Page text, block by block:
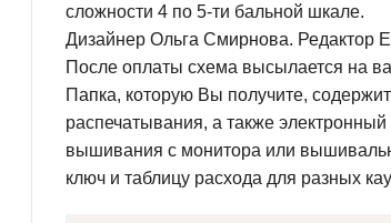
сложности 4 по 5-ти бальной шкале.
Дизайнер Ольга Смирнова. Редактор
После оплаты схема высылается на
Папка, которую Вы получите,
распечатывания, а также
вышивания с монитора или
ключ и таблицу расхода для разных